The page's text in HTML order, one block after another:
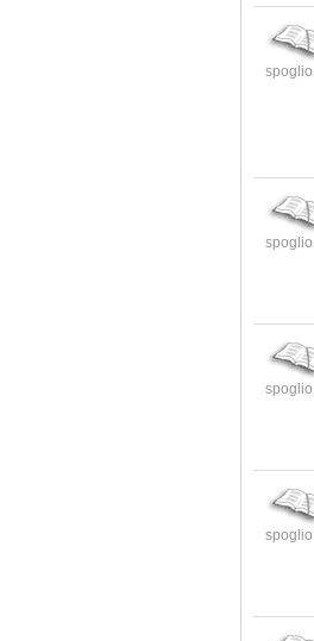
spoglio
spoglio
spoglio
spoglio